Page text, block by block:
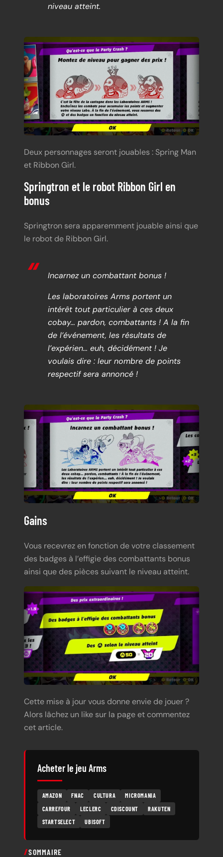
niveau atteint.
Deux personnages seront jouables : Spring Man
et Ribbon Girl.
Springtron et le robot Ribbon Girl en
bonus
Springtron sera apparemment jouable ainsi que
le robot de Ribbon Girl.
Incarnez un combattant bonus !
Les laboratoires Arms portent un
intérêt tout particulier à ces deux
cobay… pardon, combattants ! A la fin
de l’événement, les résultats de
l’expérien… euh, décidément ! Je
voulais dire : leur nombre de points
respectif sera annoncé !
Gains
Vous recevrez en fonction de votre classement
des badges à l’effigie des combattants bonus
ainsi que des pièces suivant le niveau atteint.
Cette mise à jour vous donne envie de jouer ?
Alors lâchez un like sur la page et commentez
cet article.
Acheter le jeu Arms
AMAZON FNAC CULTURA
MICROMANIA
CARREFOUR
LECLERC CDISCOUNT
RAKUTEN
STARTSELECT
UBISOFT
SOMMAIRE